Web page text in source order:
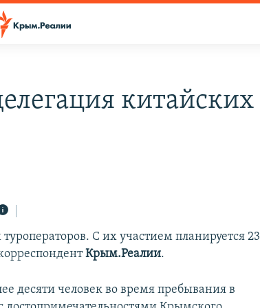
китайских
С их участием планируется 23
Крым.Реалии.
десяти человек во время пребывания в